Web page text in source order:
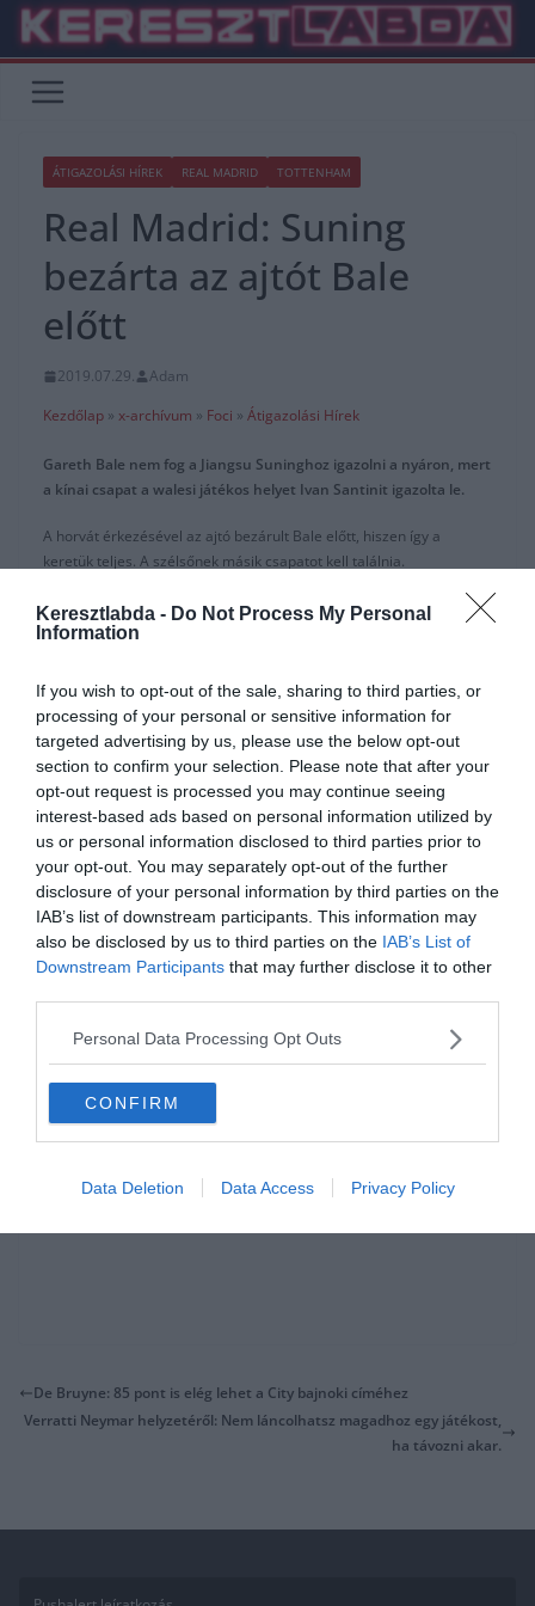
Keresztlabda - Do Not Process My Personal
Information
If you wish to opt-out of the sale, sharing to third parties, or
processing of your personal or sensitive information for
targeted advertising by us, please use the below opt-out
section to confirm your selection. Please note that after your
opt-out request is processed you may continue seeing
interest-based ads based on personal information utilized by
us or personal information disclosed to third parties prior to
your opt-out. You may separately opt-out of the further
disclosure of your personal information by third parties on the
IAB’s list of downstream participants. This information may
also be disclosed by us to third parties on the IAB’s List of
Downstream Participants that may further disclose it to other
Personal Data Processing Opt Outs
CONFIRM
Data Deletion Data Access Privacy Policy
Skip
content
ÁTIGAZOLÁSI HÍREK REAL MADRID TOTTENHAM
Real Madrid: Suning
bezárta az ajtót Bale
előtt
2019.07.29.
Adam
Kezdőlap » x-archívum » Foci » Átigazolási Hírek
Gareth Bale nem fog a Jiangsu Suninghoz igazolni a nyáron, mert
a kínai csapat a walesi játékos helyet Ivan Santinit igazolta le.
A horvát érkezésével az ajtó bezárult Bale előtt, hiszen így a
keretük teljes. A szélsőnek másik csapatot kell találnia.
Két lehetősége van: vagy találnak egy másik kínai csapatot, akik
hajlandóak azt az összeget megadni a játékosnak amit Jonathan
Leagueba.
A Tottenham érdeklődik a játékosért, persze csak akkor ha nem kell
15 Millió Eurónál többet fizetniük a walesi támadó fizetésére.
A Spurson kívül nincs másik angol csapat aki érdeklődik iránta.
A Manchester Unitedbe igazolás továbbra is álom marad számára.
Bár a következő napokban a két klub elkezd tárgyalni Paul Pogba
átigazolásáról.
forrás: Marca
De Bruyne: 85 pont is elég lehet a City bajnoki címéhez
Verratti Neymar helyzetéről: Nem láncolhatsz magadhoz egy játékost,
ha távozni akar.